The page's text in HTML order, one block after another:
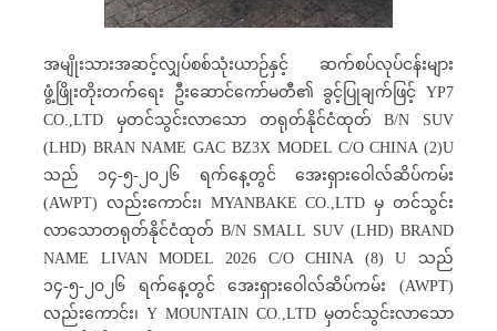
အမျိုးသားအဆင့်လျှပ်စစ်သုံးယာဉ်နှင့် ဆက်စပ်လုပ်ငန်းများ
ဖွံ့ဖြိုးတိုးတက်ရေး ဦးဆောင်ကော်မတီ၏ ခွင့်ပြုချက်ဖြင့် YP7
CO.,LTD မှတင်သွင်းလာသော တရုတ်နိုင်ငံထုတ် B/N SUV
(LHD) BRAN NAME GAC BZ3X MODEL C/O CHINA (2)U
သည် ၁၄-၅-၂၀၂၆ ရက်နေ့တွင် အေးရှားဝေါလ်ဆိပ်ကမ်း
(AWPT) လည်းကောင်း၊ MYANBAKE CO.,LTD မှ တင်သွင်း
လာသောတရုတ်နိုင်ငံထုတ် B/N SMALL SUV (LHD) BRAND
NAME LIVAN MODEL 2026 C/O CHINA (8) U သည်
၁၄-၅-၂၀၂၆ ရက်နေ့တွင် အေးရှားဝေါလ်ဆိပ်ကမ်း (AWPT)
လည်းကောင်း၊ Y MOUNTAIN CO.,LTD မှတင်သွင်းလာသော